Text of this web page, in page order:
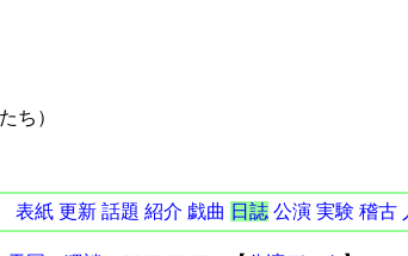
ち）
表紙 更新 話題 紹介 戯曲 日誌 公演 実験 稽古